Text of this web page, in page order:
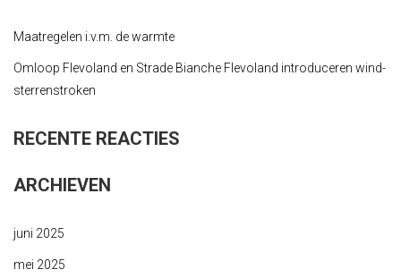
Maatregelen i.v.m. de warmte
Omloop Flevoland en Strade Bianche Flevoland introduceren wind-
sterrenstroken
RECENTE REACTIES
ARCHIEVEN
juni 2025
mei 2025